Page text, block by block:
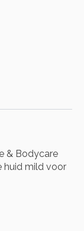
& Bodycare
huid mild voor